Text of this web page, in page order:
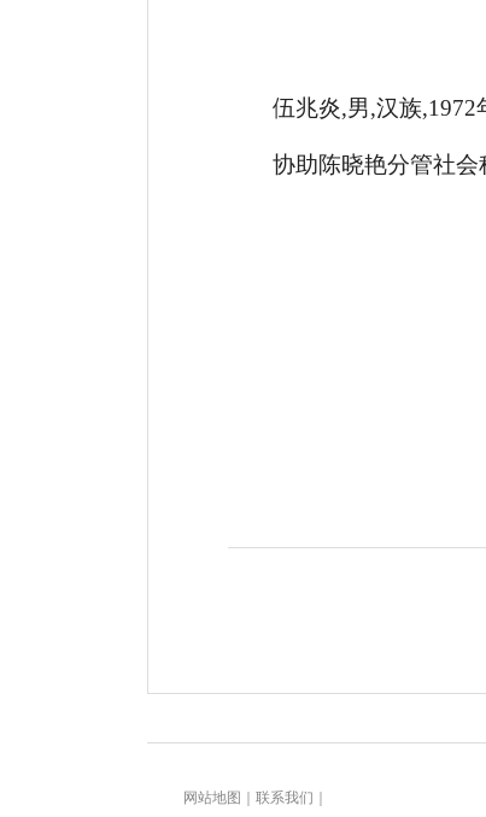
伍兆炎,男,汉族,1972
协助陈晓艳分管社会
网站地图 联系我们